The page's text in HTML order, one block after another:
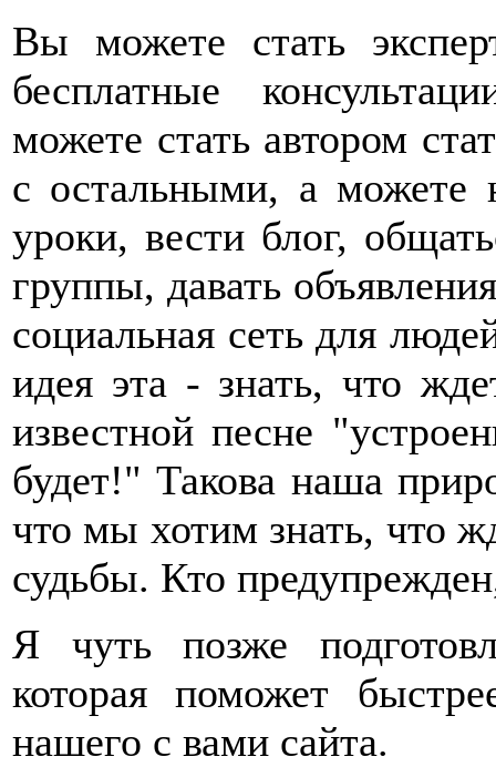
Вы можете стать
бесплатные
можете стать автором
с остальными, а можете
уроки, вести блог,
группы, давать
социальная сеть для
идея эта - знать, что
известной песне
будет!" Такова наша
что мы хотим знать, что
судьбы. Кто
Я чуть позже
которая поможет
нашего с вами сайта.